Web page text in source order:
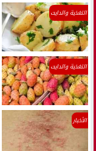
التغذية والدايت
التغذية والدايت
الأخبار